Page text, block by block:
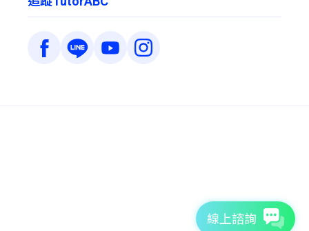
線上諮詢